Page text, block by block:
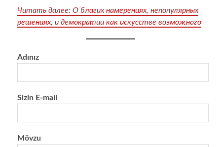
Читать далее: О благих намерениях, непопулярных
решениях, и демократии как искусстве возможного
Adınız
Sizin E-mail
Mövzu